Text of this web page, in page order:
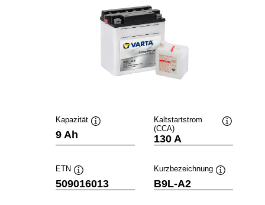
Kapazität
9 Ah
Kaltstartstrom
(CCA)
130 A
ETN
Quickinfo
509016013
Kurzbezeichnung
B9L-A2